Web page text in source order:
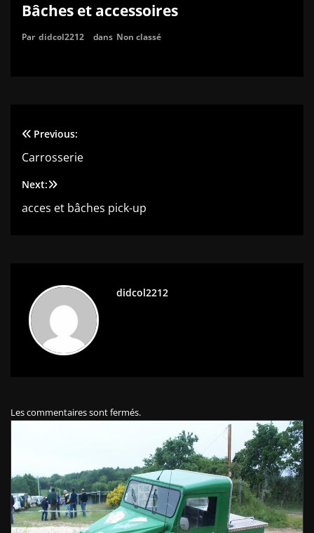
Bâches et accessoires
Par didcol2212 dans Non classé
Navigation
de
l’article
Previous:
Carrosserie
Next:
acces et bâches pick-up
didcol2212
Les commentaires sont fermés.